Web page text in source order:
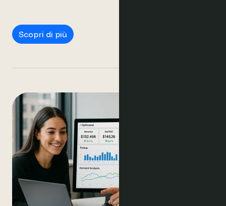
Scopri di più Manager Marketing